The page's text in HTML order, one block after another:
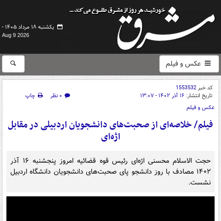
یکشنبه ۱۸ مرداد ۱۴۰۵ -
Aug 9 2026
عکس و فیلم
کد خبر1553532
تاریخ انتشار: ۱۶ آذر ۱۴۰۲ - ۱۳:۰۷ ۰ نظر
چاپ
عکس و فیلم
فیلم/ خلاصه‌ای از صحبت‌های دانشجویان اردبیلی در مقابل
اژه‌ای
حجت الاسلام محسنی اژه‌ای رئیس قوه قضائیه امروز پنجشنبه ۱۶ آذر
۱۴۰۲ مصادف با روز دانشجو پای صحبت‌های دانشجویان دانشگاه اردبیل
نشست.